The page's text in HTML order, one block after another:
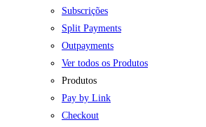
Subscrições
Split Payments
Outpayments
Ver todos os Produtos
Produtos
Pay by Link
Checkout